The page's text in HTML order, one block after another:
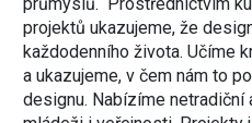
průmyslů. Prostřednictvím
projektů ukazujeme, že
každodenního života. Učíme
a ukazujeme, v čem nám to
designu. Nabízíme